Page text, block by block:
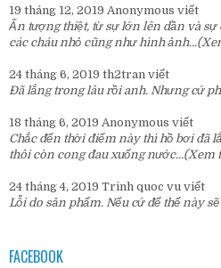
19 tháng 12, 2019 Anonymous viết
Ấn tượng thiệt, từ sự lớn lên dần và
các cháu nhỏ cũng như hình ảnh...
24 tháng 6, 2019 th2tran viết
Đã lắng trong lâu rồi anh. Nhưng cứ
18 tháng 6, 2019 Anonymous viết
Chắc đến thời điểm này thì hồ bơi đã
thôi còn cong đau xuống nước...(Xem
24 tháng 4, 2019 Trinh quoc vu viết
Lỗi do sản phẩm. Nếu cứ để thế này
FACEBOOK